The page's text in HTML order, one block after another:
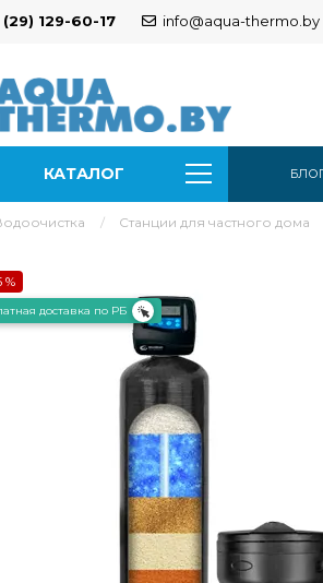
(29) 129-60-17 info@aqua-thermo.by
КАТАЛОГ
Станции для частного дома
%
доставка по РБ